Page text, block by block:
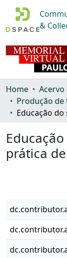
&
Home
Produção de
prática